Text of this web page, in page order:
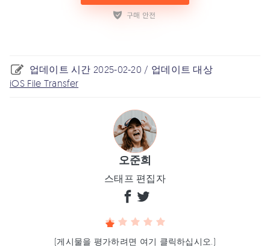
업데이트 시간 2025-02-20 / 업데이트 대상
iOS File Transfer
오준희
스태프 편집자
(게시물을 평가하려면 여기 클릭하십시오.)